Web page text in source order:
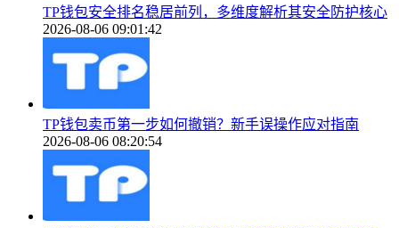
TP钱包安全排名稳居前列，多维度解析其安全防护核心
2026-08-06 09:01:42
TP钱包卖币第一步如何撤销？新手误操作应对指南
2026-08-06 08:20:54